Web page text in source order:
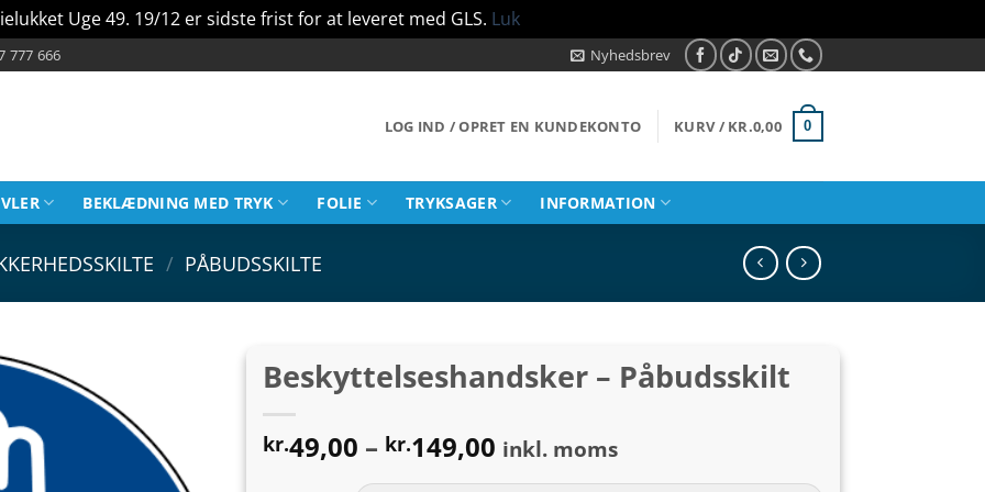
Uge 49. 19/12 er sidste frist for at leveret med GLS. Luk
777 666 Nyhedsbrev
LOG IND / OPRET EN KUNDEKONTO KURV / KR.0,00 0
BEKLÆDNING MED TRYK FOLIE TRYKSAGER INFORMATION
/ PÅBUDSSKILTE
Beskyttelseshandsker – Påbudsskilt
kr.49,00 – kr.149,00 Prisinterval:
inkl. moms